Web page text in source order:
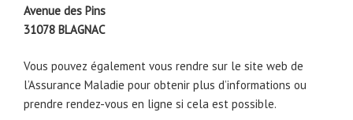
Avenue des Pins
31078 BLAGNAC
Vous pouvez également vous rendre sur le site web de
l’Assurance Maladie pour obtenir plus d’informations ou
prendre rendez-vous en ligne si cela est possible.